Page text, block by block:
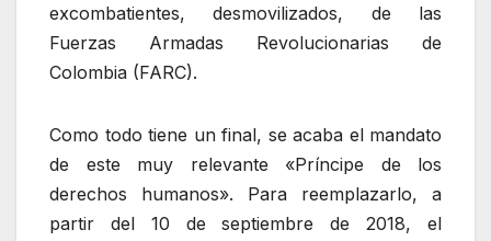
excombatientes, desmovilizados, de las
Fuerzas Armadas Revolucionarias de
Colombia (FARC).
Como todo tiene un final, se acaba el mandato
de este muy relevante «Príncipe de los
derechos humanos». Para reemplazarlo, a
partir del 10 de septiembre de 2018, el